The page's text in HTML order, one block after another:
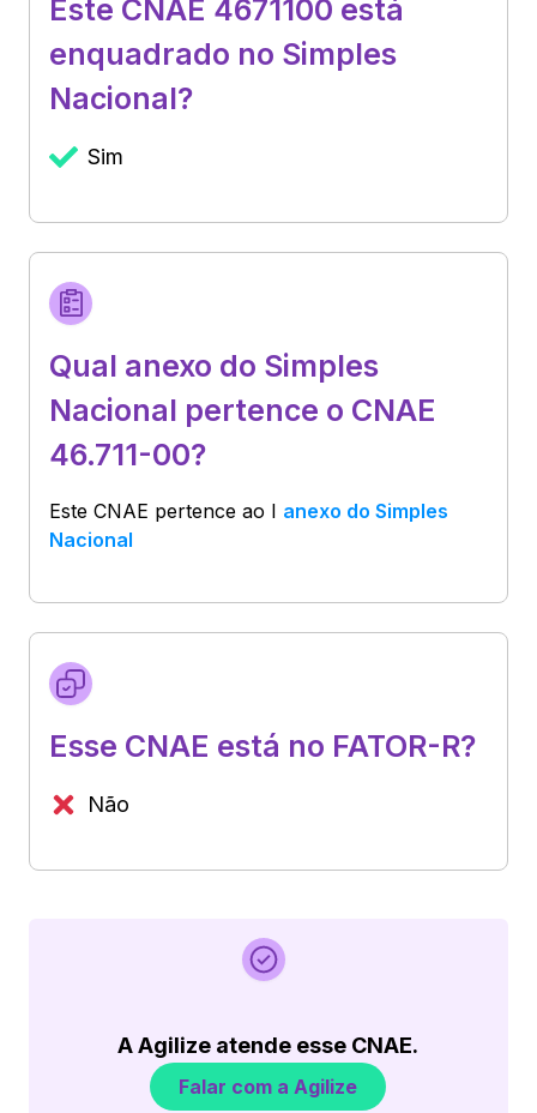
Este CNAE 4671100 está
enquadrado no Simples
Nacional?
Sim
Qual anexo do Simples
Nacional pertence o CNAE
46.711-00?
Este CNAE pertence ao I anexo do Simples
Nacional
Esse CNAE está no FATOR-R?
Não
A Agilize atende esse CNAE.
Falar com a Agilize